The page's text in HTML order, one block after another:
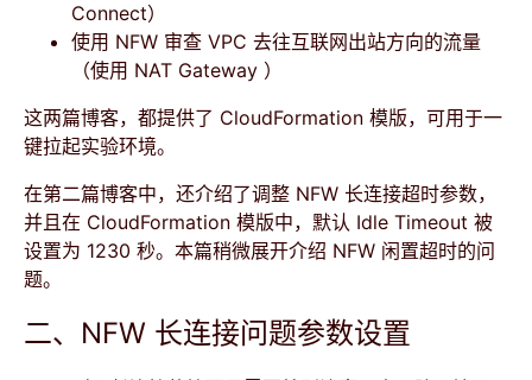
Connect）
使用 NFW 审查 VPC 去往互联网出站方向的流量
（使用 NAT Gateway ）
这两篇博客，都提供了 CloudFormation 模版，可用于一
键拉起实验环境。
在第二篇博客中，还介绍了调整 NFW 长连接超时参数，
并且在 CloudFormation 模版中，默认 Idle Timeout 被
设置为 1230 秒。本篇稍微展开介绍 NFW 闲置超时的问
题。
二、NFW 长连接问题参数设置